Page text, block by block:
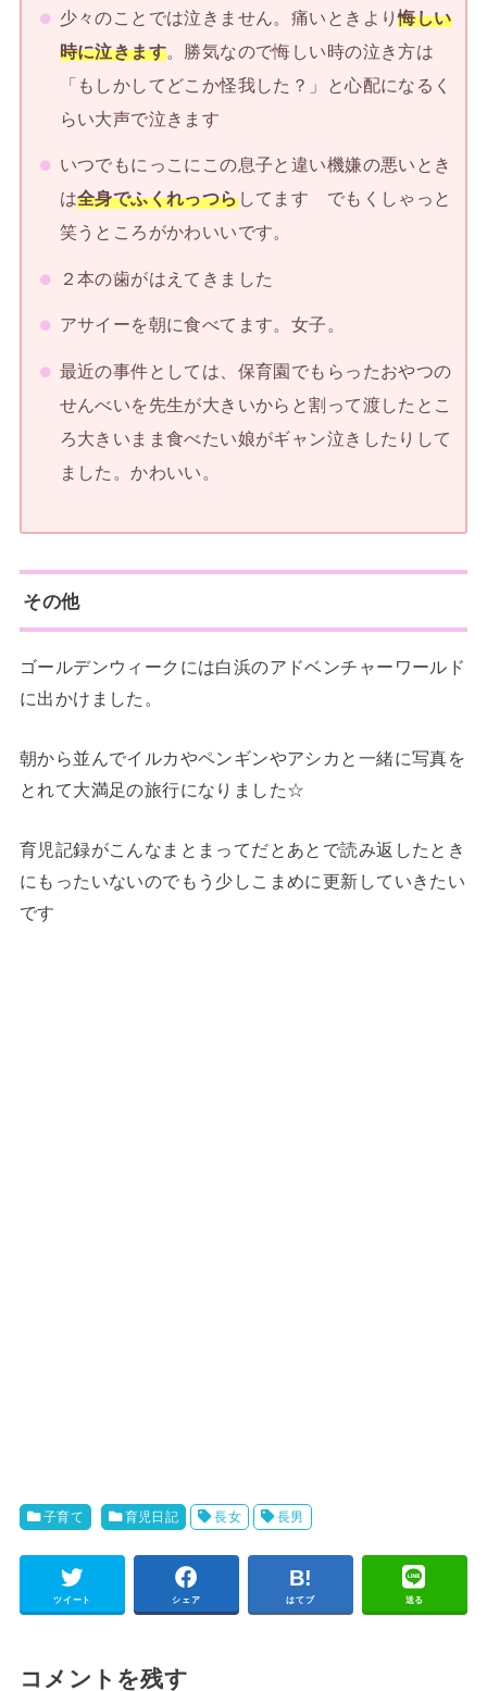
少々のことでは泣きません。痛いときより悔しい
時に泣きます。勝気なので悔しい時の泣き方は
「もしかしてどこか怪我した？」と心配になるく
らい大声で泣きます
いつでもにっこにこの息子と違い機嫌の悪いとき
は全身でふくれっつらしてます でもくしゃっと
笑うところがかわいいです。
２本の歯がはえてきました
アサイーを朝に食べてます。女子。
最近の事件としては、保育園でもらったおやつの
せんべいを先生が大きいからと割って渡したとこ
ろ大きいまま食べたい娘がギャン泣きしたりして
ました。かわいい。
その他
ゴールデンウィークには白浜のアドベンチャーワールド
に出かけました。
朝から並んでイルカやペンギンやアシカと一緒に写真を
とれて大満足の旅行になりました☆
育児記録がこんなまとまってだとあとで読み返したとき
にもったいないのでもう少しこまめに更新していきたい
です
子育て 育児日記 長女 長男
ツイート シェア はてブ 送る
コメントを残す